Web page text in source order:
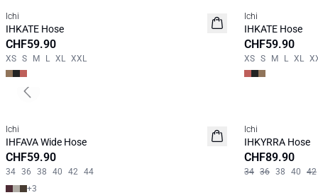
NEUHEIT
Ichi
IHKATE Hose
CHF59.90
XS S M L XL XXL
NEUHEIT
Ichi
IHKATE Hose
CHF59.90
XS S M L XL
NEUHEIT
Ichi
IHFAVA Wide Hose
CHF59.90
34 36 38 40 42 44
+3
NEUHEIT
Ichi
IHKYRRA Hose
CHF89.90
34 36 38 40 42
Previous slide